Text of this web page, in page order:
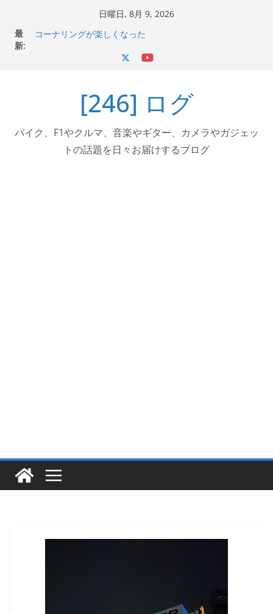
日曜日, 8月 9, 2026
最
新:
Italjet Dragster 200のフロントISSサスの動きが判ったら
Italjet Dragster 200が納車完了！各部をチェックして、ス
Ken Block 逝去
岩手県奥州市へのふるさと納税で KGR HARMONY 南部鉄
器エフェクターが返礼品でもらえる！
[246] ログ
バイク、F1やクルマ、音楽やギター、カメラやガジェッ
トの話題を日々お届けするブログ